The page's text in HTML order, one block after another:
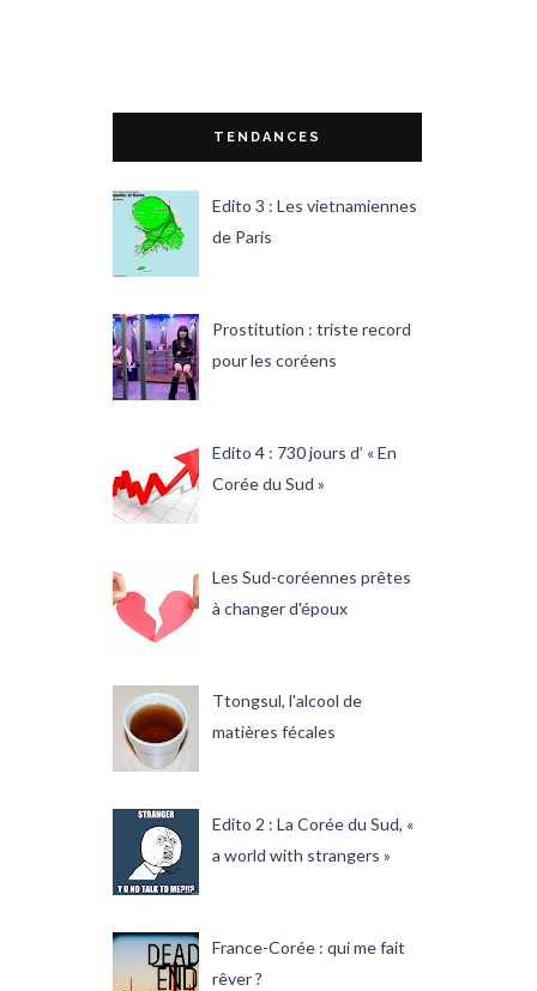
TENDANCES
Edito 3 : Les vietnamiennes
de Paris
Prostitution : triste record
pour les coréens
Edito 4 : 730 jours d’ « En
Corée du Sud »
Les Sud-coréennes prêtes
à changer d'époux
Ttongsul, l'alcool de
matières fécales
Edito 2 : La Corée du Sud, «
a world with strangers »
France-Corée : qui me fait
rêver ?